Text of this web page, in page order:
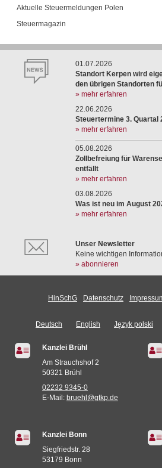
Aktuelle Steuermeldungen Polen
Steuermagazin
01.07.2026
Standort Kerpen wird
den übrigen Standorten
» mehr erfahren
22.06.2026
Steuertermine 3. Quartal
» mehr erfahren
05.08.2026
Zollbefreiung für
entfällt
» mehr erfahren
03.08.2026
Was ist neu im August
» mehr erfahren
Unser Newsletter
Keine wichtigen
» abonnieren
HinSchG Datenschutz
Deutsch English Język polski
Kanzlei Brühl
Am Strauchshof 2
50321 Brühl
02232 9345-0
E-Mail: bruehl@gtkp.de
Kanzlei Bonn
Siegfriedstr. 28
53179 Bonn